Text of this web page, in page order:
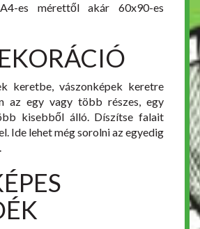
es mérettől akár 60x90-es
keretbe, vászonképek keretre
az egy vagy több részes, egy
kisebből álló. Díszítse falait
Ide lehet még sorolni az egyedig